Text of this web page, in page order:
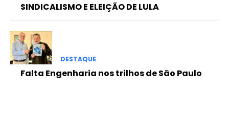
SINDICALISMO E ELEIÇÃO DE LULA
DESTAQUE
Falta Engenharia nos trilhos de São Paulo